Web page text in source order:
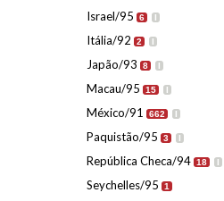
Israel/95 6 I
Itália/92 2 I
Japão/93 8 I
Macau/95 15 I
México/91 662 I
Paquistão/95 3 I
República Checa/94 18 I
Seychelles/95 1